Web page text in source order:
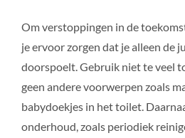
Om verstoppingen in de
je ervoor zorgen dat je alleen de
doorspoelt. Gebruik niet te veel
geen andere voorwerpen zoals
babydoekjes in het toilet.
onderhoud, zoals periodiek